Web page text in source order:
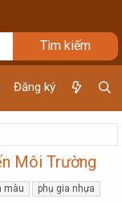
Đăng ký
Môi Trường
màu phụ gia nhựa